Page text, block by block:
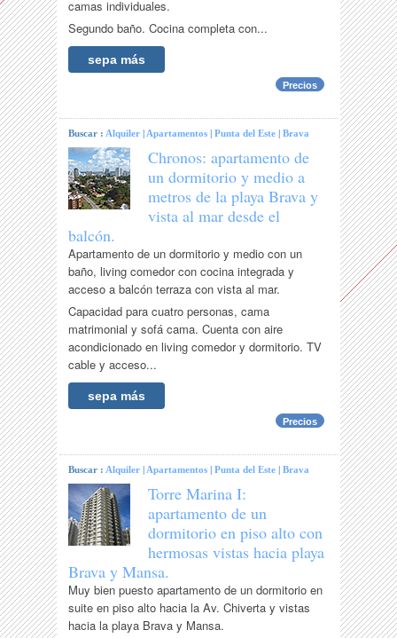
camas individuales.
Segundo baño. Cocina completa con...
sepa más
Precios
Buscar : Alquiler | Apartamentos |Punta del Este |Brava
Chronos: apartamento de
un dormitorio y medio a
metros de la playa Brava y
vista al mar desde el
balcón.
Apartamento de un dormitorio y medio con un
baño, living comedor con cocina integrada y
acceso a balcón terraza con vista al mar.
Capacidad para cuatro personas, cama
matrimonial y sofá cama. Cuenta con aire
acondicionado en living comedor y dormitorio. TV
cable y acceso...
sepa más
Precios
Buscar : Alquiler | Apartamentos |Punta del Este |Brava
Torre Marina I:
apartamento de un
dormitorio en piso alto con
hermosas vistas hacia playa
Brava y Mansa.
Muy bien puesto apartamento de un dormitorio en
suite en piso alto hacia la Av. Chiverta y vistas
hacia la playa Brava y Mansa.